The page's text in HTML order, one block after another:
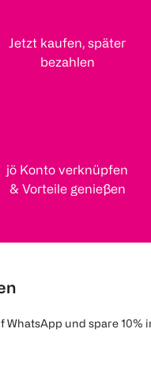
Jetzt kaufen, später
bezahlen
jö Konto verknüpfen
& Vorteile genießen
WhatsApp und spare 10%